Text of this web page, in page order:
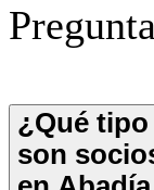
¿Qué
son